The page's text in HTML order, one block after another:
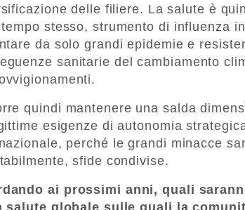
delle filiere. La salute è
stesso, strumento di influenza
da solo grandi epidemie e
sanitarie del cambiamento
quindi mantenere una salda
esigenze di autonomia
perché le grandi minacce
sfide condivise.
ai prossimi anni, quali
salute globale sulle quali la